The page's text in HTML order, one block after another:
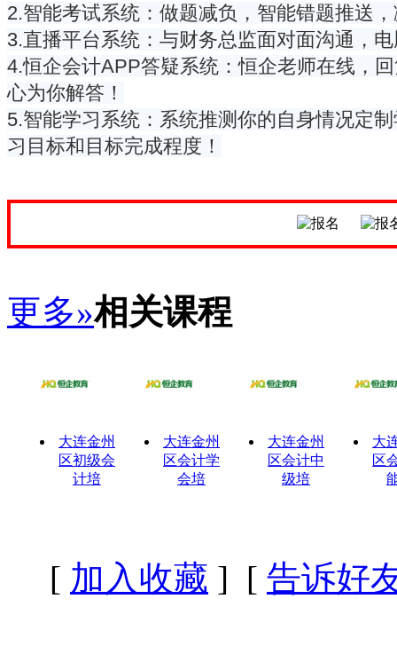
2.智能考试系统：做题减负，智能错题推送
3.直播平台系统：与财务总监面对面沟通，
4.恒企会计APP答疑系统：恒企老师在线，
心为你解答！
5.智能学习系统：系统推测你的自身情况定
习目标和目标完成程度！
更多»相关课程
大连金州
区初级会
计培
大连金州
区会计学
会培
大连金州
区会计中
级培
大
区
[ 加入收藏 ] [ 告诉好